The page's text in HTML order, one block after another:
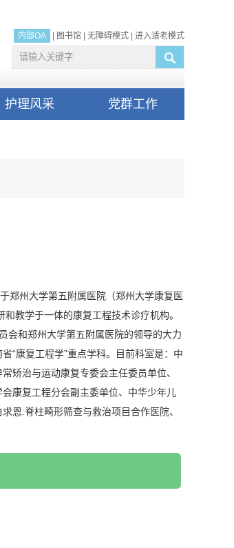
内部OA 图书馆 无障碍模式 进入适老模式
护理风采 党群工作
郑州大学第五附属医院（郑州大学康复医
教学于一体的康复工程技术诊疗机构。
会和郑州大学第五附属医院的领导的大力
“康复工程学”重点学科。目前科室是：中
矫治与运动康复专委会主任委员单位、
康复工程分会副主委单位、中华少年儿
恩.脊柱畸形筛查与救治项目合作医院、
康复医学质量控制中心、河南省康复医
、计算机辅助设计与制造系统（CAD-
统、足踝生物力学静态评估系统和动态评